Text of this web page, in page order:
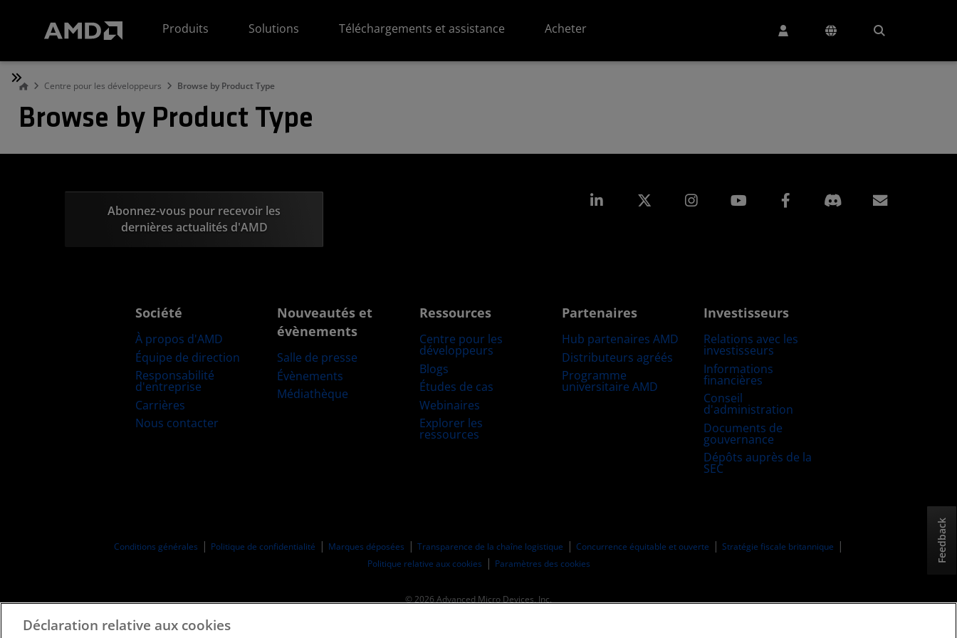
Produits
Solutions Téléchargements et assistance Acheter
Centre pour les développeurs Browse by Product Type
Browse by Product Type
Feedback
Abonnez-vous pour recevoir les
dernières actualités d'AMD
LinkedIn Instagram Facebook
Société
À propos d'AMD
Équipe de direction
Responsabilité
d'entreprise
Carrières
Nous contacter
Nouveautés et
évènements
Salle de presse
Évènements
Médiathèque
Ressources
Centre pour les
développeurs
Blogs
Études de cas
Webinaires
Explorer les
ressources
Partenaires
Hub partenaires AMD
Distributeurs agréés
Programme
universitaire AMD
Investisseurs
Relations avec les
investisseurs
Informations
financières
Conseil
d'administration
Documents de
gouvernance
Dépôts auprès de la
SEC
Conditions générales Politique de confidentialité Marques déposées Transparence de la chaîne logistique Concurrence équitable et ouverte
Stratégie fiscale britannique
Politique relative aux cookies
Paramètres des cookies
© 2026 Advanced Micro Devices, Inc.
Déclaration relative aux cookies